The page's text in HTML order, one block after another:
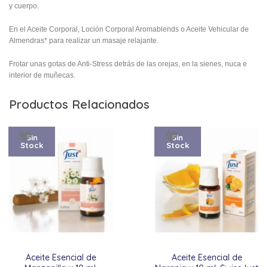
y cuerpo.
En el Aceite Corporal, Loción Corporal Aromablends o Aceite Vehicular de
Almendras* para realizar un masaje relajante.
Frotar unas gotas de Anti-Stress detrás de las orejas, en la sienes, nuca e
interior de muñecas.
Productos Relacionados
Aceite Esencial de
Sin
Stock
Aceite Esencial de
Sin
Stock